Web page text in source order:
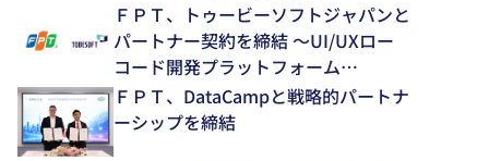
ＦＰＴ、トゥービーソフトジャパンと
パートナー契約を締結 ～UI/UXロー
コード開発プラットフォーム
「NEXACRO」の技術支援体制を強化
～
ＦＰＴ、DataCampと戦略的パートナ
ーシップを締結